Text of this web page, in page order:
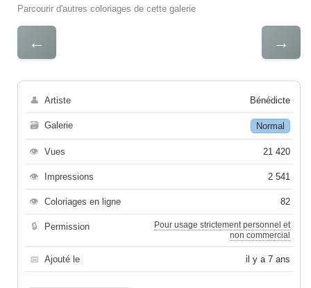
Parcourir d'autres coloriages de cette galerie
← →
👤 Artiste Bénédicte
🗃 Galerie Normal
👁 Vues 21 420
👁 Impressions 2 541
👁 Coloriages en ligne 82
🔒 Permission
Pour usage strictement personnel et
non commercial
📅 Ajouté le il y a 7 ans